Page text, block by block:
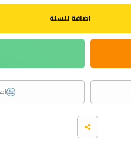
اضافة للسلة